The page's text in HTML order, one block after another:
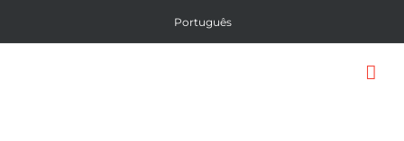
Português